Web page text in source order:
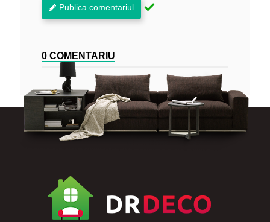
Publica comentariul
0 COMENTARIU